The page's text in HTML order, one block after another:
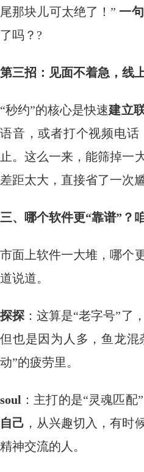
尾那块儿可太绝了！” 一
了吗？?
第三招：见面不着急，线
“秒约”的核心是快速建立
语音，或者打个视频电
止。这么一来，能筛掉一
差距太大，直接省了一次
三、哪个软件更“靠谱”？
市面上软件一大堆，哪个
道说道。
探探 ：这算是“老字号”了
但也是因为人多，鱼龙
动”的疲劳里。
soul ：主打的是“灵魂匹
自己 ，从兴趣切入，有时
精神交流的人。